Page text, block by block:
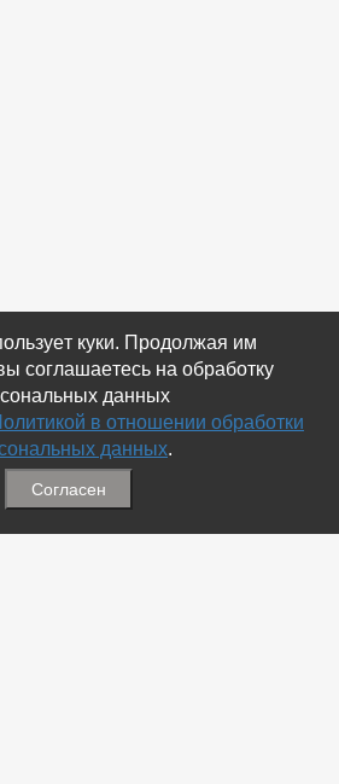
куки. Продолжая им
соглашаетесь на обработку
данных
в отношении обработки
данных.
Согласен